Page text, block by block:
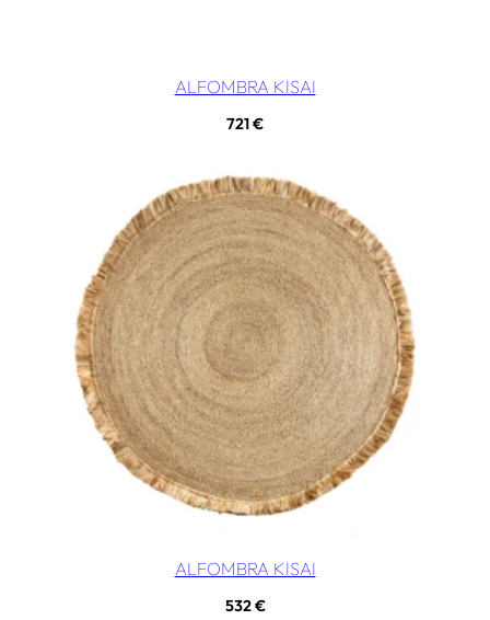
ALFOMBRA KISAI
721€
ALFOMBRA KISAI
532€